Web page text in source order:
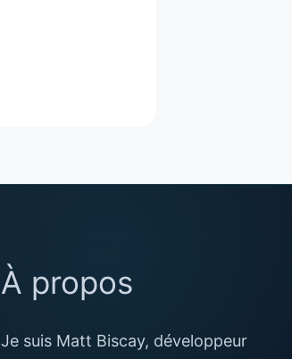
À propos
Je suis Matt Biscay, développeur